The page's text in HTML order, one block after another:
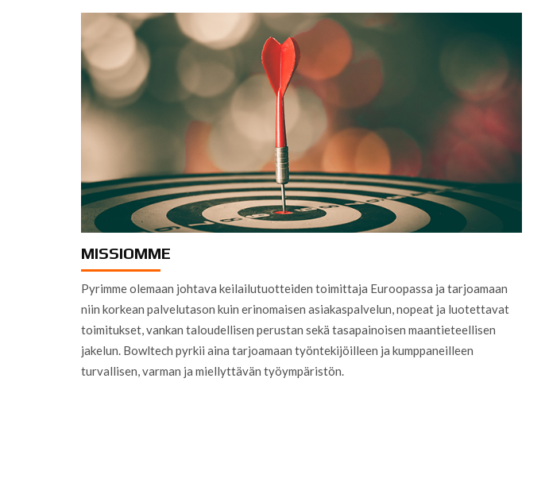
MISSIOMME
Pyrimme olemaan johtava keilailutuotteiden toimittaja Euroopassa ja tarjoamaan
niin korkean palvelutason kuin erinomaisen asiakaspalvelun, nopeat ja luotettavat
toimitukset, vankan taloudellisen perustan sekä tasapainoisen maantieteellisen
jakelun. Bowltech pyrkii aina tarjoamaan työntekijöilleen ja kumppaneilleen
turvallisen, varman ja miellyttävän työympäristön.